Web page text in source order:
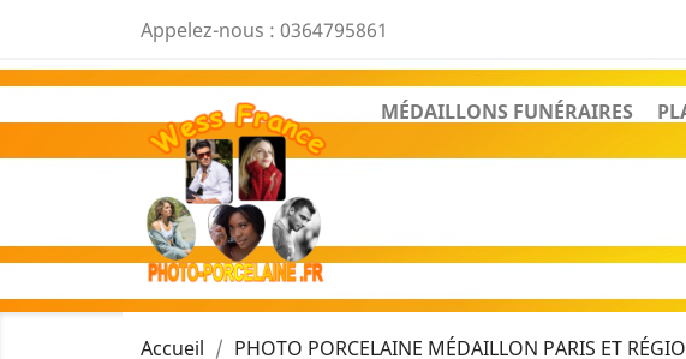
Appelez-nous : 0364795861
MÉDAILLONS FUNÉRAIRES
Accueil PHOTO PORCELAINE MÉDAILLON PARIS ET